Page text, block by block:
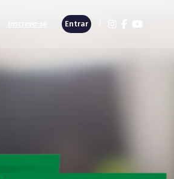
Entrar